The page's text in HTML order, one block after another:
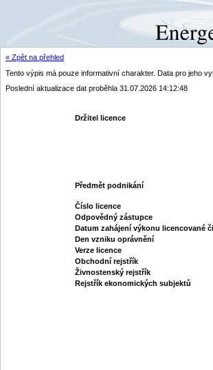
« Zpět na přehled
Tento výpis má pouze informativní charakter. Data pro jeho
Poslední aktualizace dat proběhla 31.07.2026 14:12:48
Držitel licence
Předmět podnikání
Číslo licence
Odpovědný zástupce
Datum zahájení výkonu licencované
Den vzniku oprávnění
Verze licence
Obchodní rejstřík
Živnostenský rejstřík
Rejstřík ekonomických subjektů